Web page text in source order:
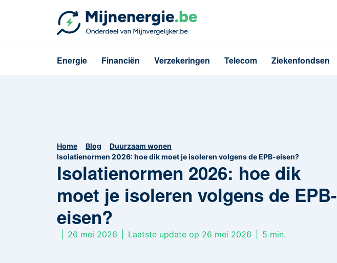
Energie Financiën Verzekeringen Telecom Ziekenfondsen
Home Blog
Duurzaam wonen
Isolatienormen 2026: hoe dik moet je isoleren volgens de EPB-eisen?
Isolatienormen 2026: hoe dik
moet je isoleren volgens de EPB-
eisen?
26 mei 2026 Laatste update op 26 mei 2026 5 min.